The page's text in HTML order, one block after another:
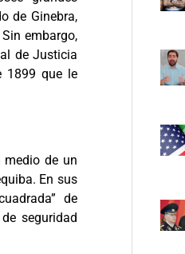
de Ginebra,
embargo,
de Justicia
1899 que le
medio de un
En sus
de
seguridad